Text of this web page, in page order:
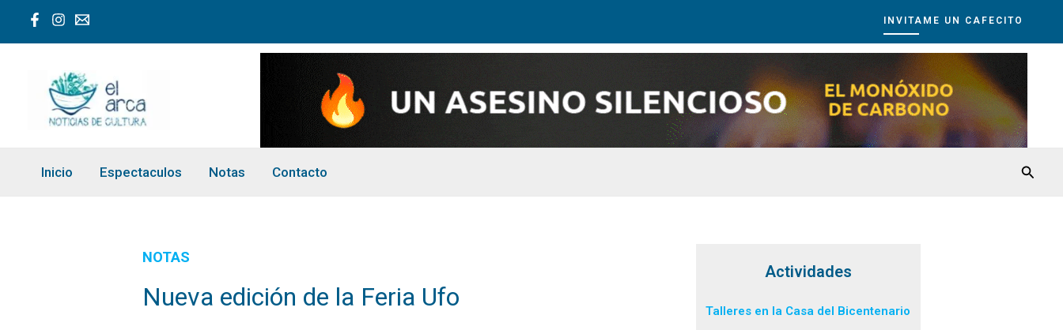
INVITAME UN CAFECITO
Inicio Espectaculos Notas Contacto
NOTAS
Nueva edición de la Feria Ufo
Actividades
Talleres en la Casa del Bicentenario